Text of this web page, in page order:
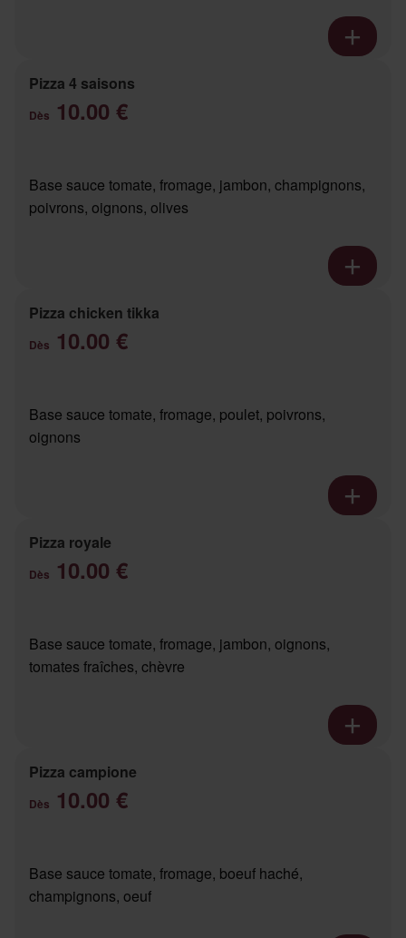
Pizza 4 saisons
Dès 10.00 €
Base sauce tomate, fromage, jambon, champignons,
poivrons, oignons, olives
Pizza chicken tikka
Dès 10.00 €
Base sauce tomate, fromage, poulet, poivrons,
oignons
Pizza royale
Dès 10.00 €
Base sauce tomate, fromage, jambon, oignons,
tomates fraîches, chèvre
Pizza campione
Dès 10.00 €
Base sauce tomate, fromage, boeuf haché,
champignons, oeuf